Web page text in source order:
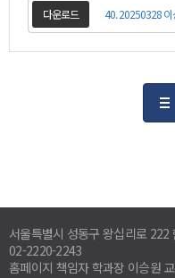
다운로드 40. 20250328
서울특별시 성동구 왕십리로
02-2220-2243
홈페이지 책임자 학과장 이승원